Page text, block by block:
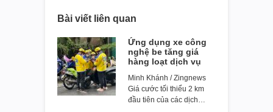
Bài viết liên quan
Ứng dụng xe công
nghệ be tăng giá
hàng loạt dịch vụ
Minh Khánh / Zingnews
Giá cước tối thiểu 2 km
đầu tiên của các dịch…